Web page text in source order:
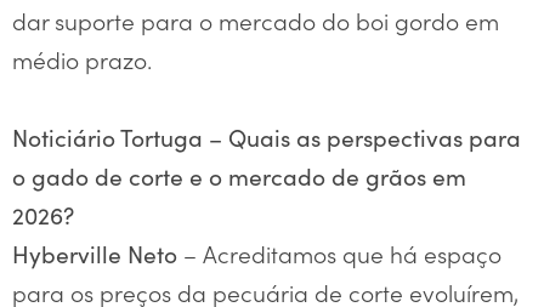
dar suporte para o mercado do boi gordo em
médio prazo.
Noticiário Tortuga – Quais as perspectivas para
o gado de corte e o mercado de grãos em
2026?
Hyberville Neto – Acreditamos que há espaço
para os preços da pecuária de corte evoluírem,